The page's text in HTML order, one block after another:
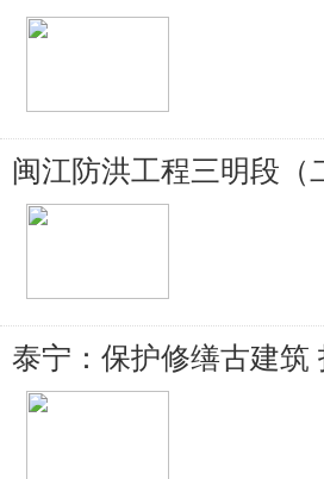
闽江防洪工程三明段（
泰宁：保护修缮古建筑